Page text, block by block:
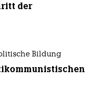
der
Bildung